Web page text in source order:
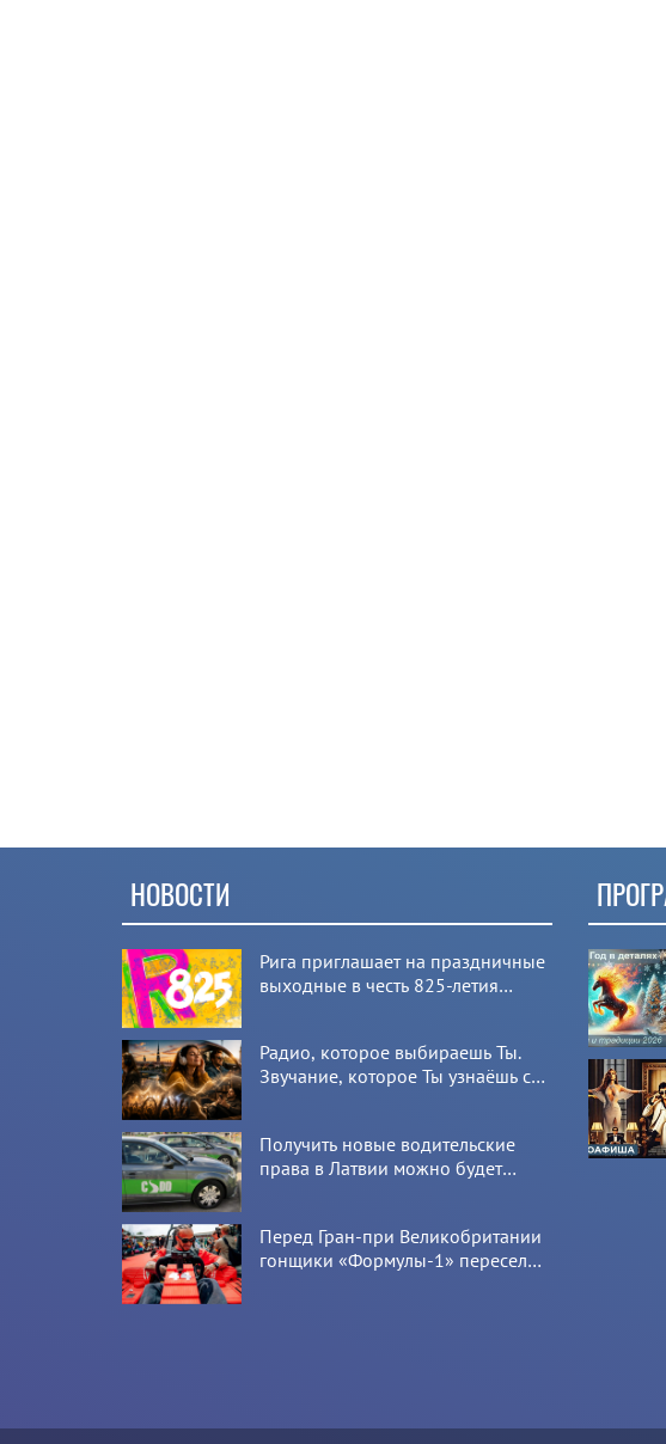
НОВОСТИ
Рига приглашает на праздничные
выходные в честь 825-летия
Радио, которое выбираешь Ты.
Звучание, которое Ты узнаёшь с
Получить новые водительские
права в Латвии можно будет
Перед Гран-при Великобритании
гонщики «Формулы-1» пересели